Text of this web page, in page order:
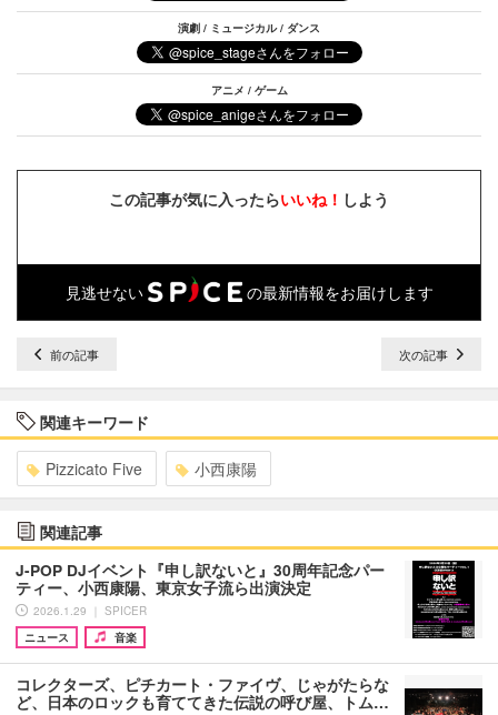
演劇 / ミュージカル / ダンス
アニメ / ゲーム
この記事が気に入ったらいいね！ しよう
見逃せない の最新情報をお届けします
前の記事 次の記事
関連キーワード
Pizzicato Five 小西康陽
関連記事
J-POP DJイベント『申し訳ないと』30周年記念パー
ティー、小西康陽、東京女子流ら出演決定
2026.1.29 ｜ SPICER
ニュース
音楽
コレクターズ、ピチカート・ファイヴ、じゃがたらな
ど、日本のロックも育ててきた伝説の呼び屋、トム…